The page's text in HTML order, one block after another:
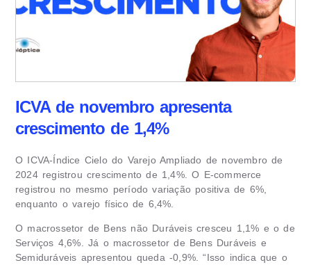
ICVA de novembro apresenta
crescimento de 1,4%
O ICVA-Índice Cielo do Varejo Ampliado de novembro de
2024 registrou crescimento de 1,4%. O E-commerce
registrou no mesmo período variação positiva de 6%,
enquanto o varejo físico de 6,4%.
O macrossetor de Bens não Duráveis cresceu 1,1% e o de
Serviços 4,6%. Já o macrossetor de Bens Duráveis e
Semiduráveis apresentou queda -0,9%. “Isso indica que o